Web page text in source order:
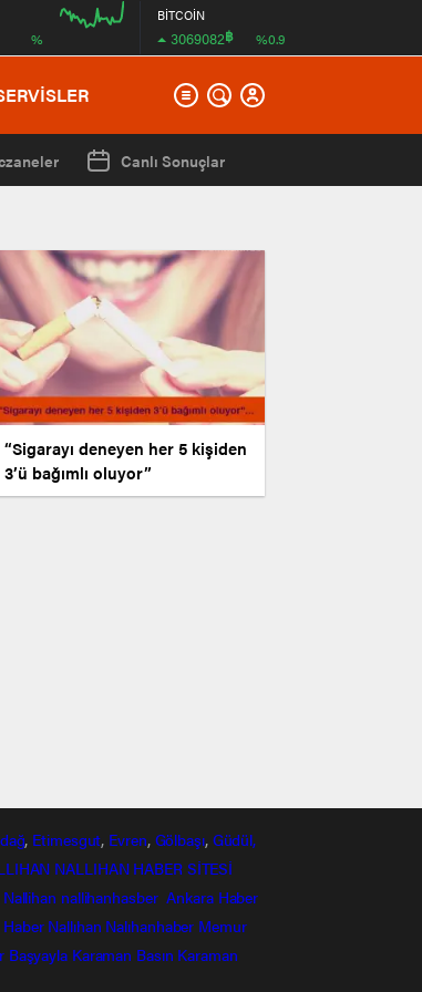
%
BİTCOİN
3069082฿ %0.9
Canlı Sonuçlar
“Sigarayı deneyen her 5 kişiden
3’ü bağımlı oluyor”
, Etimesgut, Evren, Gölbaşı, Güdül,
NALLIHAN HABER SİTESİ
Nallihan nallihanhasber Ankara Haber
Haber Nallıhan Nalıhanhaber Memur
Başyayla Karaman Basın Karaman